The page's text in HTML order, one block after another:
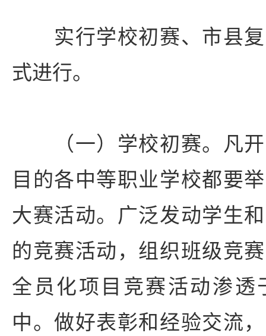
实行学校初赛、市县复
式进行。
（一）学校初赛。凡开
目的各中等职业学校都要
大赛活动。广泛发动学生
的竞赛活动，组织班级竞
全员化项目竞赛活动渗透
中。做好表彰和经验交流